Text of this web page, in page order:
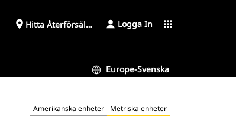
place Hitta Återförsäljare Logga In apps
Europe-Svenska
Amerikanska enheter Metriska enheter